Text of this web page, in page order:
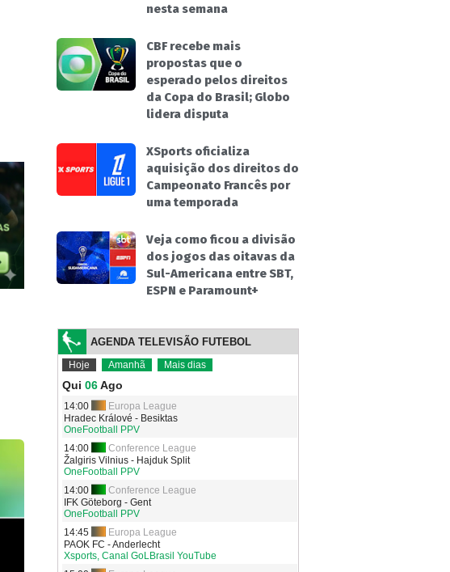
nesta semana
CBF recebe mais
propostas que o
esperado pelos direitos
da Copa do Brasil; Globo
lidera disputa
XSports oficializa
aquisição dos direitos do
Campeonato Francês por
uma temporada
Veja como ficou a divisão
dos jogos das oitavas da
Sul-Americana entre SBT,
ESPN e Paramount+